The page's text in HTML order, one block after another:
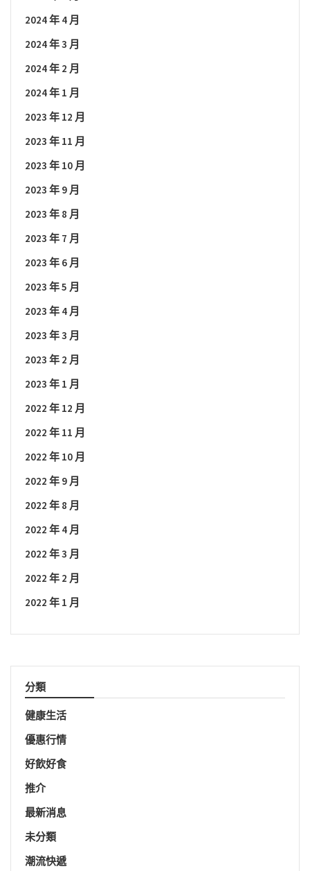
2024 年 4 月
2024 年 3 月
2024 年 2 月
2024 年 1 月
2023 年 12 月
2023 年 11 月
2023 年 10 月
2023 年 9 月
2023 年 8 月
2023 年 7 月
2023 年 6 月
2023 年 5 月
2023 年 4 月
2023 年 3 月
2023 年 2 月
2023 年 1 月
2022 年 12 月
2022 年 11 月
2022 年 10 月
2022 年 9 月
2022 年 8 月
2022 年 4 月
2022 年 3 月
2022 年 2 月
2022 年 1 月
分類
健康生活
優惠行情
好飲好食
推介
最新消息
未分類
潮流快遞